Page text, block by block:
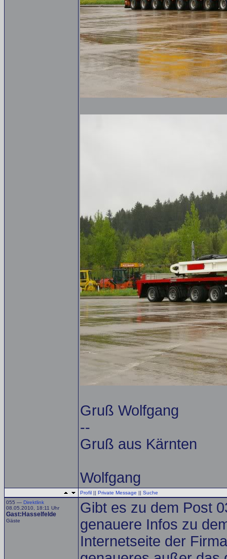
Gruß Wolfgang
--
Gruß aus Kärnten
Wolfgang
Profil || Private Message || Suche
055 — Direktlink
08.05.2010, 18:11 Uhr
Gast:Hasselfelde
Gäste
Gibt es zu dem Post
genauere Infos zu
Internetseite der